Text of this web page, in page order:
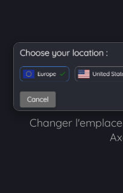
Changer